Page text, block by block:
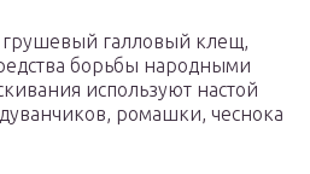
грушевый галловый клещ,
борьбы народными
используют настой
ромашки, чеснока